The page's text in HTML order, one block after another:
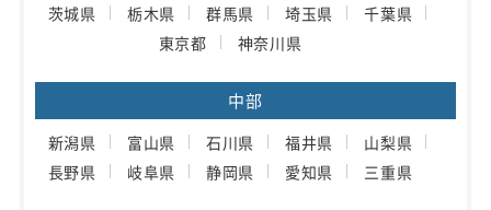
茨城県 栃木県 群馬県 埼玉県
千葉県
東京都
神奈川県
中部
新潟県 富山県 石川県 福井県
山梨県
長野県
岐阜県 静岡県 愛知県 三重県